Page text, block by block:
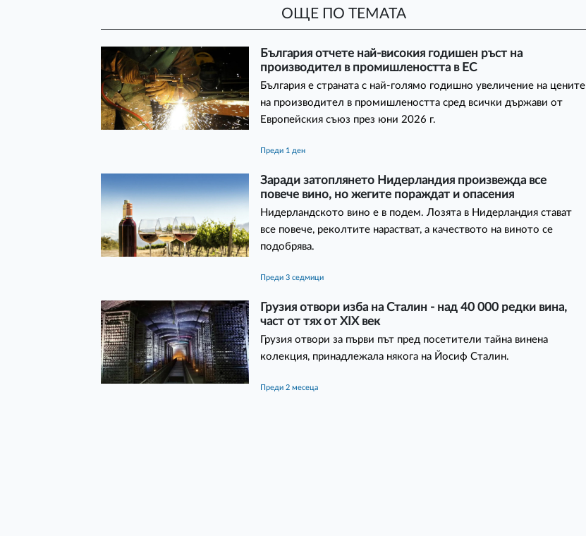
ОЩЕ ПО ТЕМАТА
България отчете най-високия годишен ръст на
производител в промишлеността в ЕС
България е страната с най-голямо годишно увеличение на цените
на производител в промишлеността сред всички държави от
Европейския съюз през юни 2026 г.
преди 1 ден
Заради затоплянето Нидерландия произвежда все
повече вино, но жегите пораждат и опасения
Нидерландското вино е в подем. Лозята в Нидерландия стават
все повече, реколтите нарастват, а качеството на виното се
подобрява.
преди 3 седмици
Грузия отвори изба на Сталин - над 40 000 редки вина,
част от тях от XIX век
Грузия отвори за първи път пред посетители тайна винена
колекция, принадлежала някога на Йосиф Сталин.
преди 2 месеца